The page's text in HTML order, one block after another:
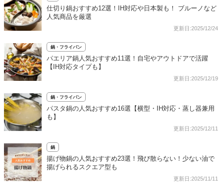
仕切り鍋おすすめ12選！IH対応や日本製も！ ブルーノなど
人気商品を厳選
更新日:2025/12/24
鍋・フライパン
パエリア鍋人気おすすめ11選！自宅やアウトドアで活躍
【IH対応タイプも】
更新日:2025/12/19
鍋・フライパン
パスタ鍋の人気おすすめ16選【横型・IH対応・蒸し器兼用
も】
更新日:2025/12/11
鍋
揚げ物鍋の人気おすすめ23選！飛び散らない！少ない油で
揚げられるスクエア型も
更新日:2025/11/11